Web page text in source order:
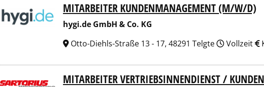
hygi.de GmbH & Co. KGMITARBEITER KUNDENMANAGEMENT (M/W/D)
hygi.de GmbH & Co. KG
Otto-Diehls-Straße 13 - 17, 48291 Telgte
Vollzeit
SARTORIUS Werkzeuge GmbH & Co. KG
MITARBEITER VERTRIEBSINNENDIENST /